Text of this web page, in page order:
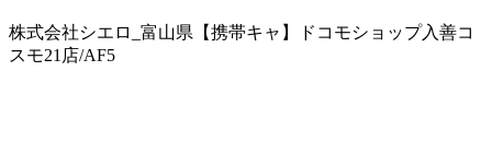
株式会社シエロ_富山県【携帯キャ】ドコモショップ入善コ
スモ21店/AF5